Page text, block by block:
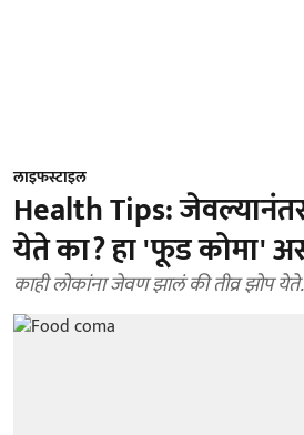
लाइफस्टाइल
Health Tips:
येते का? हा 'फूड कोमा'
काही लोकांना जेवण झालं की तीव्र झोप येते.